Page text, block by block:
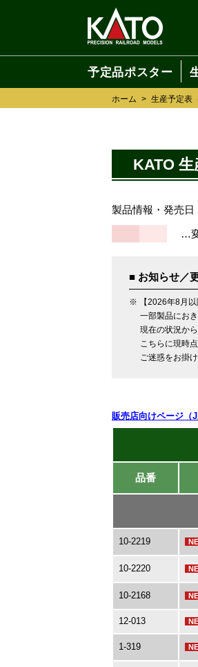
予定品ポスター
ホーム > 生産予定表
KATO
製品情報・発売日
…
■ お知らせ／
※ 【2026年8月以
一部製品にお
現在の状況か
こちらに現時
ご迷惑をお掛
販売店向けページ（
品番
10-2219
10-2220
10-2168
12-013
1-319